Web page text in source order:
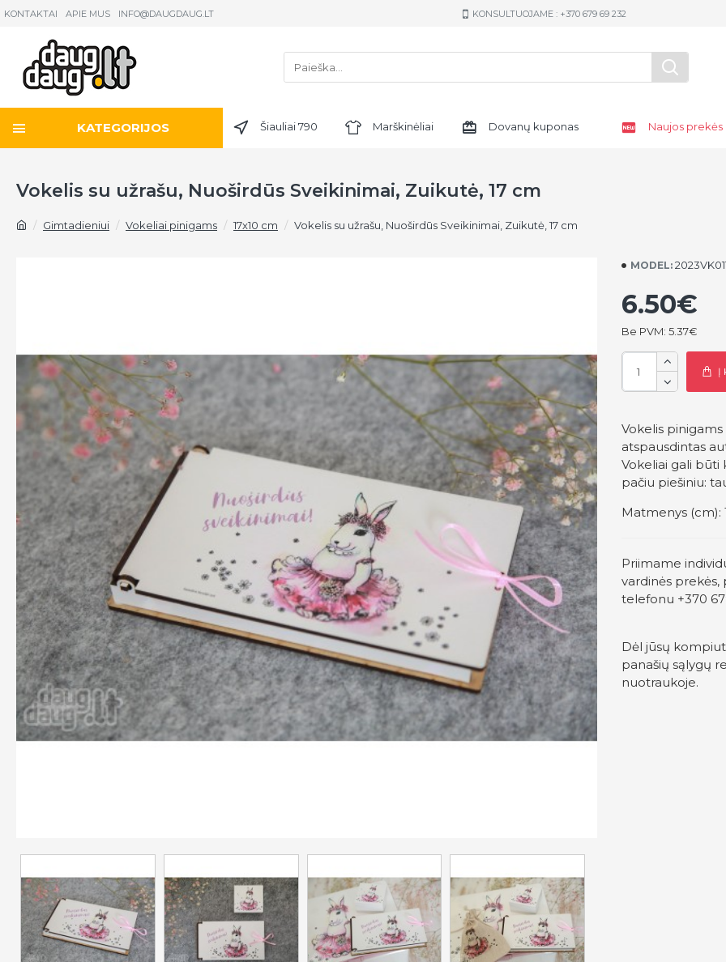
KONTAKTAI APIE MUS INFO@DAUGDAUG.LT KONSULTUOJAME : +370 679 69 232
KATEGORIJOS Šiauliai 790 Marškinėliai Dovanų kuponas Naujos prekės
Gimtadieniui Vokeliai pinigams 17x10 cm Vokelis su užrašu, Nuoširdūs Sveikinimai, Zuikutė, 17 cm
Vokelis su užrašu, Nuoširdūs Sveikinimai, Zuikutė, 17 cm
MODEL:
6.50€
Be PVM: 5.37€
Į
Vokelis
atspausdintas
Vokeliai gali
pačiu piešiniu:
Matmenys (cm):
Priimame
vardinės
telefonu +370
Dėl jūsų
panašių sąlygų
nuotraukoje.